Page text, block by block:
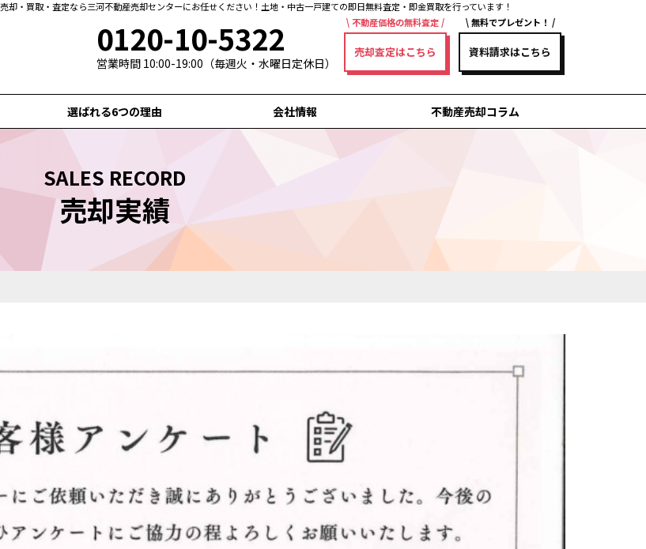
・買取・査定なら三河不動産売却センターにお任せください！土地・中古一戸建ての即日無料査定・即金買取を行っています！
0120-10-5322
営業時間 10:00-19:00（毎週火・水曜日定休日）
不動産価格の無料査定
売却査定はこちら
無料でプレゼント！
資料請求はこちら
選ばれる6つの理由 会社情報 不動産売却コラム
SALES RECORD
売却実績